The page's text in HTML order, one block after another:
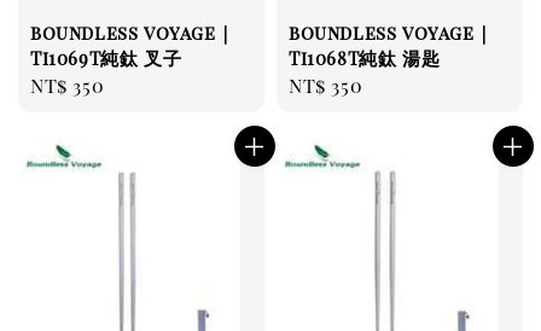
boundless voyage｜
Ti1069T純鈦 叉子
Regular
NT$ 350
boundless voyage｜
Ti1068T純鈦 湯匙
Regular
NT$ 350